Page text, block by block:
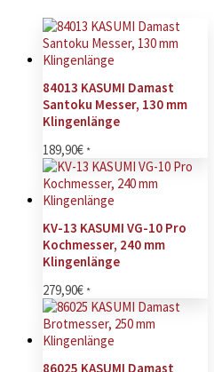
84013 KASUMI Damast
Santoku Messer, 130 mm
Klingenlänge
189,90€ *
KV-13 KASUMI VG-10 Pro
Kochmesser, 240 mm
Klingenlänge
279,90€ *
86025 KASUMI Damast